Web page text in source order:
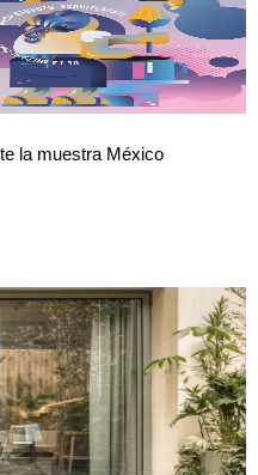
la muestra México